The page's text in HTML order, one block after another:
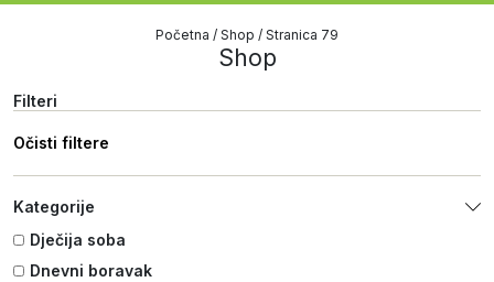
Početna / Shop / Stranica 79
Shop
Filteri
Očisti filtere
Kategorije
Dječija soba
Dnevni boravak